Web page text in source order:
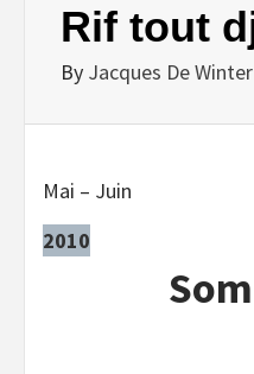
Rif tout
By Jacques De Winter
Mai – Juin
2010